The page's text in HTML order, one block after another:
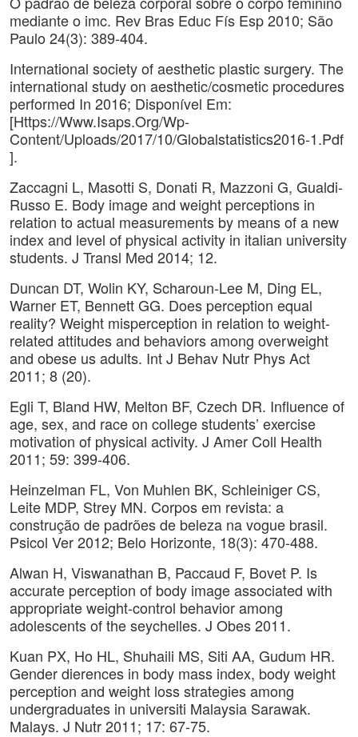
mediante o imc. Rev Bras Educ Fís Esp 2010; São
Paulo 24(3): 389-404.
International society of aesthetic plastic surgery. The
international study on aesthetic/cosmetic procedures
performed In 2016; Disponível Em:
[Https://Www.Isaps.Org/Wp-
Content/Uploads/2017/10/Globalstatistics2016-1.Pdf
].
Zaccagni L, Masotti S, Donati R, Mazzoni G, Gualdi-
Russo E. Body image and weight perceptions in
relation to actual measurements by means of a new
index and level of physical activity in italian university
students. J Transl Med 2014; 12.
Duncan DT, Wolin KY, Scharoun-Lee M, Ding EL,
Warner ET, Bennett GG. Does perception equal
reality? Weight misperception in relation to weight-
related attitudes and behaviors among overweight
and obese us adults. Int J Behav Nutr Phys Act
2011; 8 (20).
Egli T, Bland HW, Melton BF, Czech DR. Influence of
age, sex, and race on college students’ exercise
motivation of physical activity. J Amer Coll Health
2011; 59: 399-406.
Heinzelman FL, Von Muhlen BK, Schleiniger CS,
Leite MDP, Strey MN. Corpos em revista: a
construção de padrões de beleza na vogue brasil.
Psicol Ver 2012; Belo Horizonte, 18(3): 470-488.
Alwan H, Viswanathan B, Paccaud F, Bovet P. Is
accurate perception of body image associated with
appropriate weight-control behavior among
adolescents of the seychelles. J Obes 2011.
Kuan PX, Ho HL, Shuhaili MS, Siti AA, Gudum HR.
Gender dierences in body mass index, body weight
perception and weight loss strategies among
undergraduates in universiti Malaysia Sarawak.
Malays. J Nutr 2011; 17: 67-75.